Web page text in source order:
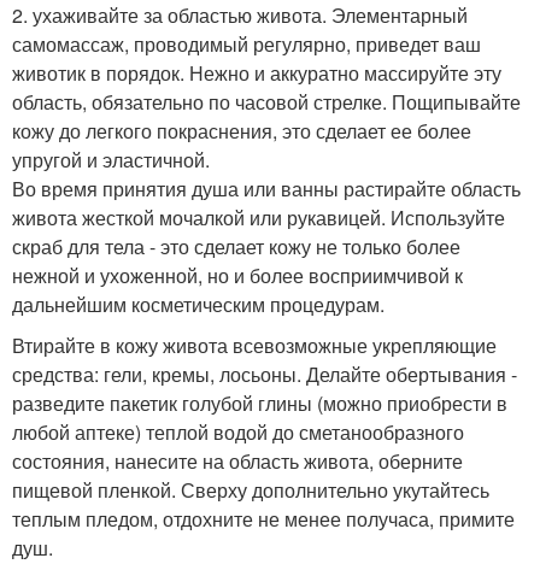
2. ухаживайте за областью живота. Элементарный
самомассаж, проводимый регулярно, приведет ваш
животик в порядок. Нежно и аккуратно массируйте эту
область, обязательно по часовой стрелке. Пощипывайте
кожу до легкого покраснения, это сделает ее более
упругой и эластичной.
Во время принятия душа или ванны растирайте область
живота жесткой мочалкой или рукавицей. Используйте
скраб для тела - это сделает кожу не только более
нежной и ухоженной, но и более восприимчивой к
дальнейшим косметическим процедурам.
Втирайте в кожу живота всевозможные укрепляющие
средства: гели, кремы, лосьоны. Делайте обертывания -
разведите пакетик голубой глины (можно приобрести в
любой аптеке) теплой водой до сметанообразного
состояния, нанесите на область живота, оберните
пищевой пленкой. Сверху дополнительно укутайтесь
теплым пледом, отдохните не менее получаса, примите
душ.